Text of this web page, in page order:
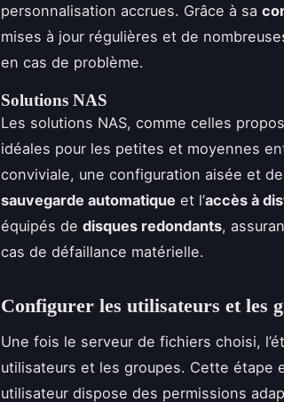
personnalisation accrues. Grâce à sa
mises à jour régulières et de
en cas de problème.
Solutions NAS
Les solutions NAS, comme celles
idéales pour les petites et moyennes
conviviale, une configuration aisée et
sauvegarde automatique et l’accès à
équipés de disques redondants,
cas de défaillance matérielle.
Configurer les utilisateurs et les
Une fois le serveur de fichiers choisi,
utilisateurs et les groupes. Cette étape
utilisateur dispose des permissions